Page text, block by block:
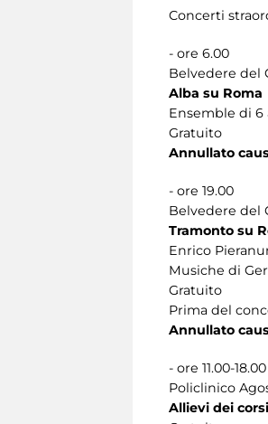
Concerti
- ore 6.00
Belvedere del
Alba su Roma
Ensemble di 6
Gratuito
Annullato
- ore 19.00
Belvedere del
Tramonto su
Enrico
Musiche di
Gratuito
Prima del
Annullato
- ore 11.00-18.00
Policlinico
Allievi dei